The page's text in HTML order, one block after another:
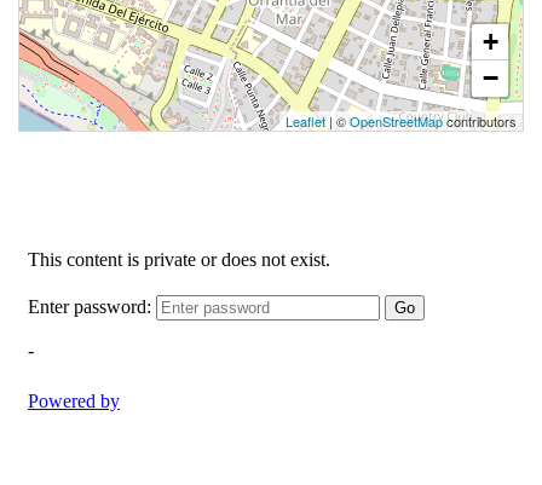
+
−
Leaflet| ©OpenStreetMapcontributors